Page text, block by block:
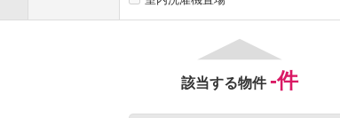
該当する物件 -件